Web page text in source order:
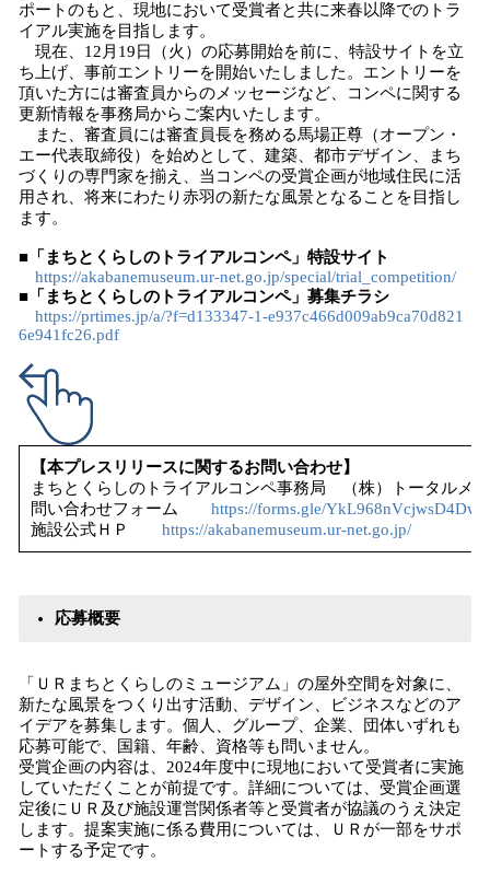
ポートのもと、現地において受賞者と共に来春以降でのトラ
イアル実施を目指します。
現在、12月19日（火）の応募開始を前に、特設サイトを立
ち上げ、事前エントリーを開始いたしました。エントリーを
頂いた方には審査員からのメッセージなど、コンペに関する
更新情報を事務局からご案内いたします。
また、審査員には審査員長を務める馬場正尊（オープン・
エー代表取締役）を始めとして、建築、都市デザイン、まち
づくりの専門家を揃え、当コンペの受賞企画が地域住民に活
用され、将来にわたり赤羽の新たな風景となることを目指し
ます。
■「まちとくらしのトライアルコンペ」特設サイト
https://akabanemuseum.ur-net.go.jp/special/trial_competition/
■「まちとくらしのトライアルコンペ」募集チラシ
https://prtimes.jp/a/?f=d133347-1-e937c466d009ab9ca70d821
6e941fc26.pdf
【本プレスリリースに関するお問い合わせ】
まちとくらしのトライアルコンペ事務局 （株）トータルメ
問い合わせフォーム https://forms.gle/YkL968nVcjwsD4Dw9
施設公式ＨＰ https://akabanemuseum.ur-net.go.jp/
応募概要
「ＵＲまちとくらしのミュージアム」の屋外空間を対象に、
新たな風景をつくり出す活動、デザイン、ビジネスなどのア
イデアを募集します。個人、グループ、企業、団体いずれも
応募可能で、国籍、年齢、資格等も問いません。
受賞企画の内容は、2024年度中に現地において受賞者に実施
していただくことが前提です。詳細については、受賞企画選
定後にＵＲ及び施設運営関係者等と受賞者が協議のうえ決定
します。提案実施に係る費用については、ＵＲが一部をサポ
ートする予定です。